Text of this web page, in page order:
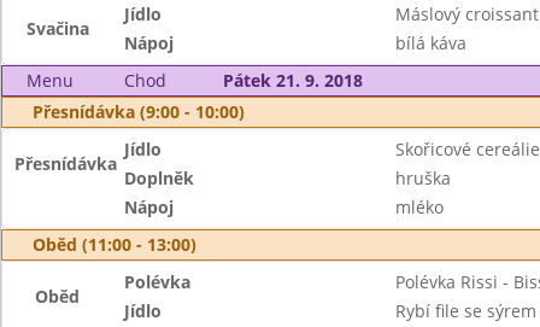
Svačina
Jídlo
Máslový croissant
Nápoj
bílá káva
Menu
Chod
Pátek 21. 9. 2018
Přesnídávka (9:00 - 10:00)
Přesnídávka
Jídlo
Skořicové cereálie
Doplněk
hruška
Nápoj
mléko
Oběd (11:00 - 13:00)
Oběd
Polévka
Polévka Rissi -
Jídlo
Rybí file se sýrem